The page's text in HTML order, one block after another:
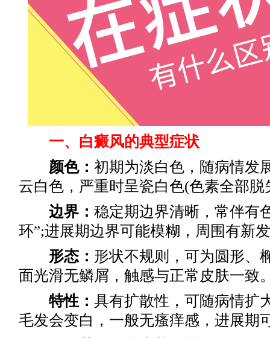
一、白癜风的典型症状
颜色： 初期为淡白色，随病情发
云白色，严重时呈瓷白色(色素全部脱
边界： 稳定期边界清晰，常伴有
环”;进展期边界可能模糊，周围有新
形态： 形状不规则，可为圆形、
面光滑无鳞屑，触感与正常皮肤一致
特性： 具有扩散性，可随病情扩
毛发会变白，一般无瘙痒感，进展期